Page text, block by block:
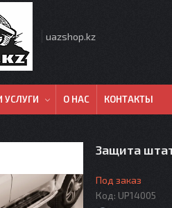
uazshop.kz
УСЛУГИ О НАС КОНТАКТЫ
Защита
Под заказ
Код: UP14005